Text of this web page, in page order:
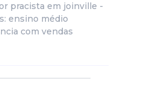
pracista em joinville -
ensino médio
com vendas